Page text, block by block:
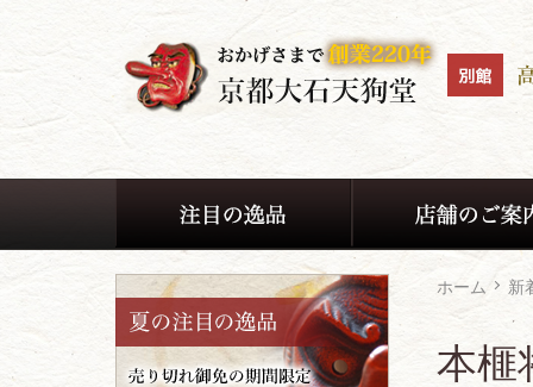
ホーム 新
本榧